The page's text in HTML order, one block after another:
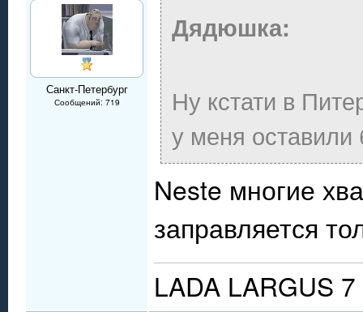
Санкт-Петербург
Сообщений: 719
Дядюшка:
Ну кстати в
у меня оставили
Neste многие
заправляется
LADA LARGUS